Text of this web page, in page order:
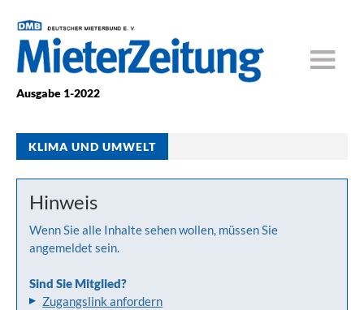
Ausgabe 1-2022
KLIMA UND UMWELT
Hinweis
Wenn Sie alle Inhalte sehen wollen, müssen Sie
angemeldet sein.
Sind Sie Mitglied?
Zugangslink anfordern